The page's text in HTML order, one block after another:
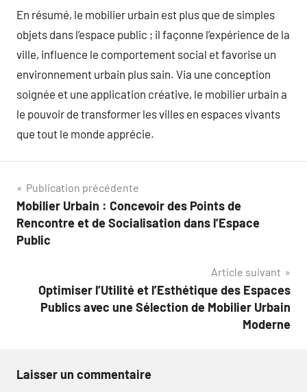
En résumé, le mobilier urbain est plus que de simples
objets dans l’espace public ; il façonne l’expérience de la
ville, influence le comportement social et favorise un
environnement urbain plus sain. Via une conception
soignée et une application créative, le mobilier urbain a
le pouvoir de transformer les villes en espaces vivants
que tout le monde apprécie.
Navigation
de
l’article
Publication précédente
Mobilier Urbain : Concevoir des Points de
Rencontre et de Socialisation dans l’Espace
Public
Article suivant
Optimiser l’Utilité et l’Esthétique des Espaces
Publics avec une Sélection de Mobilier Urbain
Moderne
Laisser un commentaire